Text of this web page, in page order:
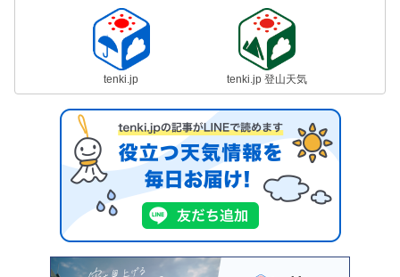
tenki.jp tenki.jp 登山天気